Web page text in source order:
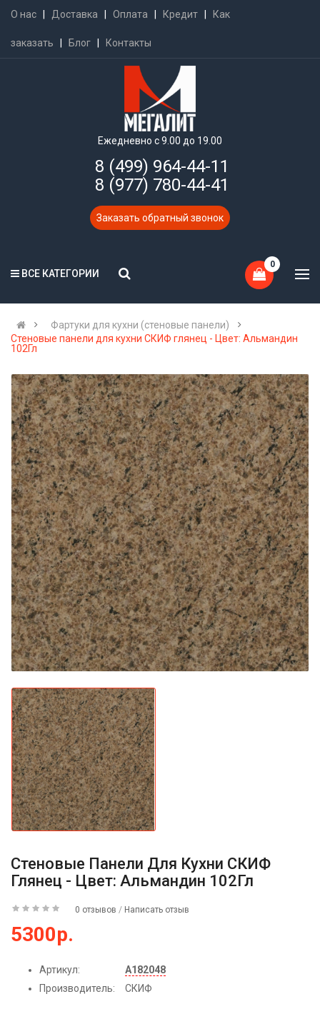
О нас Доставка Оплата Кредит Как
заказать Блог Контакты
Ежедневно с 9.00 до 19.00
8 (499) 964-44-11
8 (977) 780-44-41
Заказать обратный звонок
ВСЕ КАТЕГОРИИ
0
Фартуки для кухни (стеновые панели)
Стеновые панели для кухни СКИФ глянец - Цвет: Альмандин
102Гл
Стеновые Панели Для Кухни СКИФ
Глянец - Цвет: Альмандин 102Гл
0 отзывов / Написать отзыв
5300р.
Артикул:
А182048
Производитель:
СКИФ